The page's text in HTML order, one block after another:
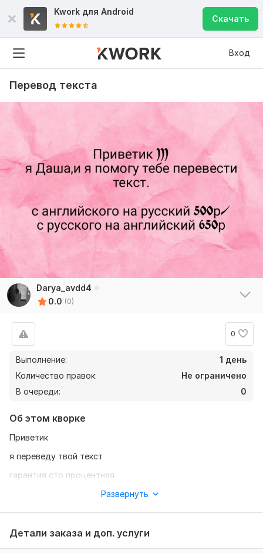
Kwork для Android
Скачать
Вход
Перевод текста
Darya_avdd4
0.0 (0)
0
Выполнение:
1 день
Количество правок:
Не ограничено
В очереди:
0
Об этом кворке
Приветик
я переведу твой текст
гарантия сто процентная
предоплата 50 процентов
к работе отношусь внимательно
Нужно для заказа:
От тебя требуется только позитив , хорошее настроение
Развернуть
Детали заказа и доп. услуги